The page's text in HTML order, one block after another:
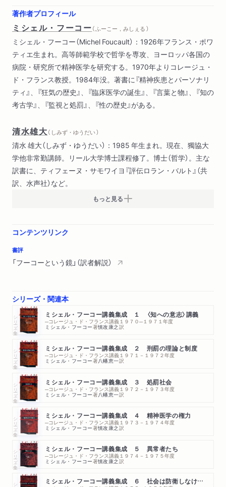
1981年4月1日の講義
講義要旨
講義の位置づけ
訳者解説
索引
著作者プロフィール
ミシェル・フーコー（ ふーこー，みしぇる ）
ミシェル・フーコー（Michel Foucault）：1926年フランス・ポワ
ティエ生まれ。高等師範学校で哲学を専攻、ヨーロッパ各国の
病院・研究所で精神医学を研究する。1970年よりコレージュ・
ド・フランス教授。1984年没。著書に『精神疾患とパーソナリ
ティ』、『狂気の歴史』、『臨床医学の誕生』、『言葉と物』、『知の
考古学』、『監視と処罰』、『性の歴史』がある。
清水雄大（ しみず・ゆうだい ）
清水 雄大（しみず・ゆうだい）：1985 年生まれ。現在、獨協大
学他非常勤講師。リール大学博士課程修了。博士（哲学）。主な
訳書に、ティフェーヌ・サモワイヨ『評伝ロラン・バルト』（共
訳、水声社）など。
もっと見る
コンテンツリンク
書評
「フーコーという鏡」（訳者解説）
シリーズ・関連本
シリーズ・全集 ミシェル・フーコー講義集成 １ 〈知への意志〉講義
─コレージュ・ド・フランス講義１９７０─１９７１年度
ミシェル・フーコー著慎改康之訳
シリーズ・全集 ミシェル・フーコー講義集成 ２ 刑罰の理論と制度
─コレージュ・ド・フランス講義１９７１－１９７２年度
ミシェル・フーコー著八幡恵一訳
シリーズ・全集 ミシェル・フーコー講義集成 ３ 処罰社会
─コレージュ・ド・フランス講義１９７２－１９７３年度
ミシェル・フーコー著八幡恵一訳
シリーズ・全集 ミシェル・フーコー講義集成 ４ 精神医学の権力
─コレージュ・ド・フランス講義１９７３－１９７４年度
ミシェル・フーコー著慎改康之訳
シリーズ・全集 ミシェル・フーコー講義集成 ５ 異常者たち
─コレージュ・ド・フランス講義１９７４－１９７５年度
ミシェル・フーコー著慎改康之訳
ミシェル・フーコー講義集成 ６ 社会は防衛しなければならない